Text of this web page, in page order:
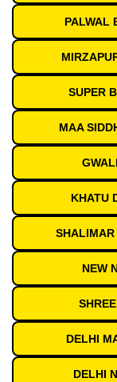
PALWAL
SUPER
MAA
KHATU
SHALIMAR
NEW
DELHI
DELHI